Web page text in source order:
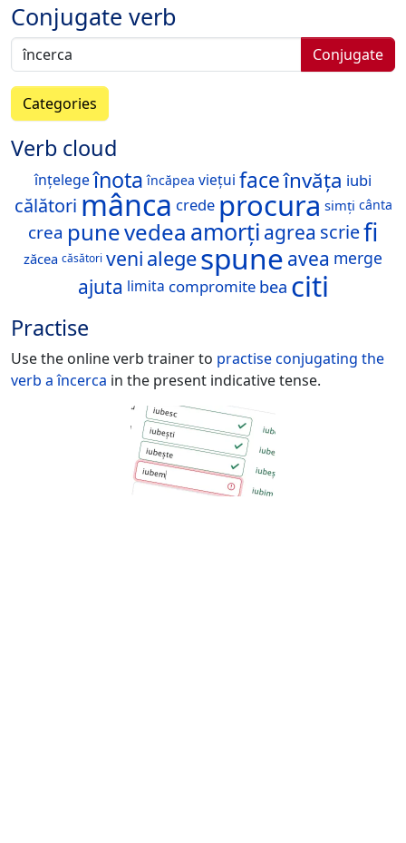
Conjugate verb
Conjugate
Categories
Verb cloud
înțelegeînota încăpea viețui faceînvăța iubi
călători mânca crede procura simți cânta
crea punevedea amorți agrea scriefi
zăcea căsători veni alegespune avea merge
ajuta limita compromite bea citi
Practise
Use the online verb trainer to practise conjugating the
verb a încerca in the present indicative tense.